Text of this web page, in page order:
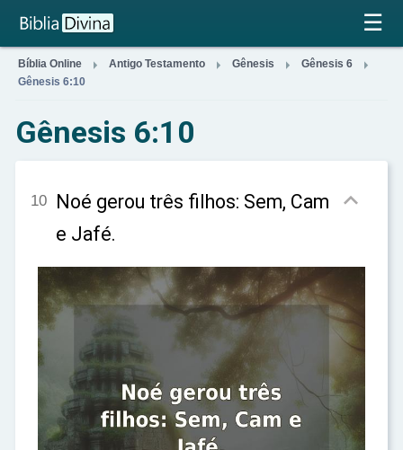
×
☰
Bíblia Online  Antigo Testamento  Gênesis  Gênesis 6 
Gênesis 6:10
Gênesis 6:10
10 Noé gerou três filhos: Sem, Cam
e Jafé.
